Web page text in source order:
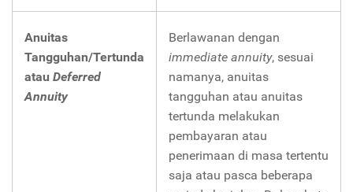
Anuitas
Tangguhan/Tertunda
atau Deferred
Annuity
Berlawanan dengan
immediate annuity, sesuai
namanya, anuitas
tangguhan atau anuitas
tertunda melakukan
pembayaran atau
penerimaan di masa tertentu
saja atau pasca beberapa